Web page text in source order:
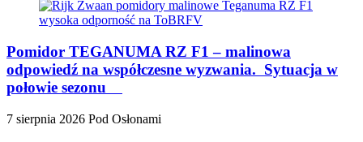
Pomidor TEGANUMA RZ F1 – malinowa
odpowiedź na współczesne wyzwania. Sytuacja w
połowie sezonu
7 sierpnia 2026 Pod Osłonami